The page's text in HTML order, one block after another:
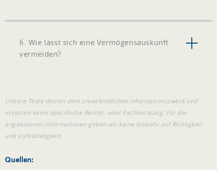
6. Wie lässt sich eine Vermögensauskunft
vermeiden?
Unsere Texte dienen dem unverbindlichen Informationszweck und
ersetzen keine spezifische Rechts- oder Fachberatung. Für die
angebotenen Informationen geben wir keine Gewähr auf Richtigkeit
und Vollständigkeit.
Quellen: